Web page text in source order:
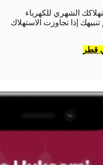
الشهري للكهرباء
إذا تجاوزت الاستهلاك
قطر